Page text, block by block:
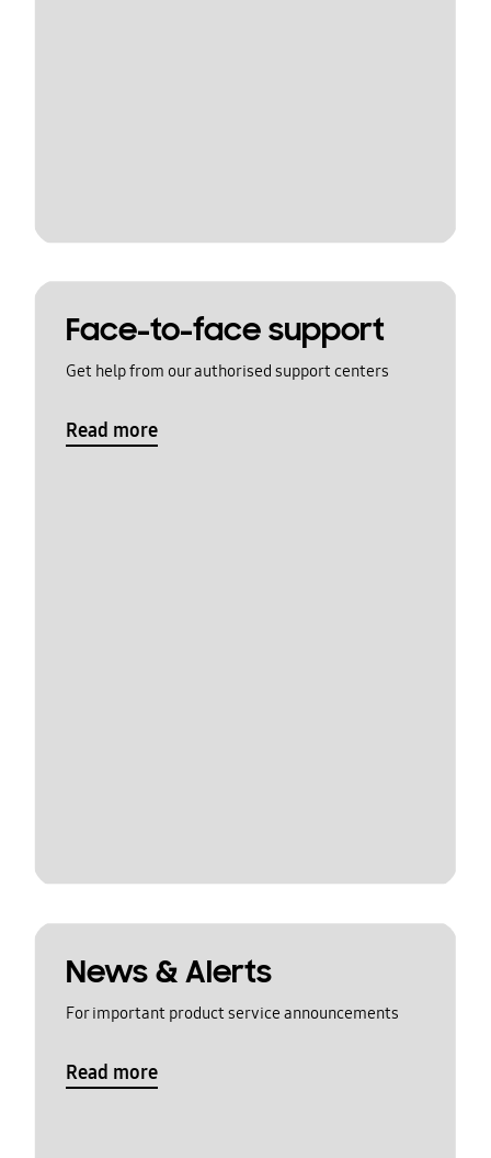
Face-to-face support
Get help from our authorised support centers
Read more
News & Alerts
For important product service announcements
Read more